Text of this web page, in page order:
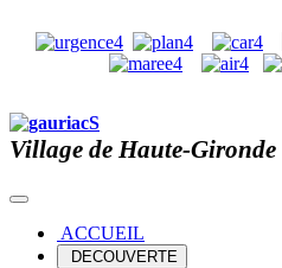
Village de Haute-Gironde
ACCUEIL
DECOUVERTE